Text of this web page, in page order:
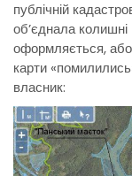
публічній
об’єднала
оформляється, або
карти
власник: